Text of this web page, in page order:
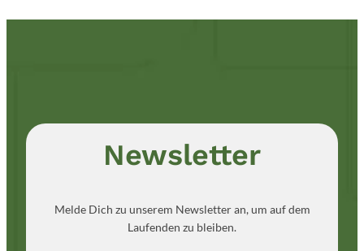
Newsletter
Melde Dich zu unserem Newsletter an, um auf dem
Laufenden zu bleiben.